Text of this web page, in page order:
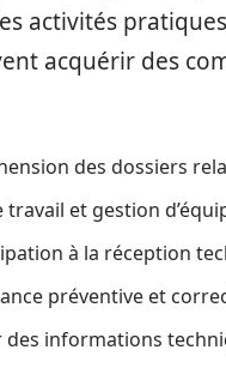
activités
acquérir des
des dossiers
et gestion
à la réception
préventive et
des informations